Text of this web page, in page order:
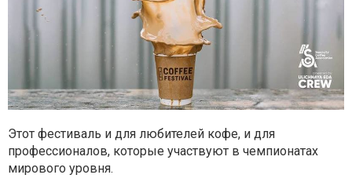
Этот фестиваль и для любителей кофе, и для
профессионалов, которые участвуют в чемпионатах
мирового уровня.